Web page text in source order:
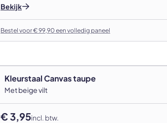
Bekijk
Bestel voor € 99,90 een volledig paneel
Kleurstaal Canvas taupe
Met beige vilt
€ 3,95incl. btw.